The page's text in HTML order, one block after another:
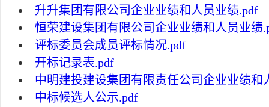
升升集团有限公司企业业绩和人员业绩.pdf
恒荣建设集团有限公司企业业绩和人员业绩
评标委员会成员评标情况.pdf
开标记录表.pdf
中明建投建设集团有限责任公司企业业绩和
中标候选人公示.pdf